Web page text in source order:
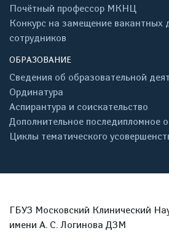
Почётный профессор МКНЦ
Конкурс на замещение вакантных
сотрудников
ОБРАЗОВАНИЕ
Сведения об образовательной
Ординатура
Аспирантура и соискательство
Дополнительное последипломное
Циклы тематического
ГБУЗ Московский Клинический
имени А. С. Логинова ДЗМ